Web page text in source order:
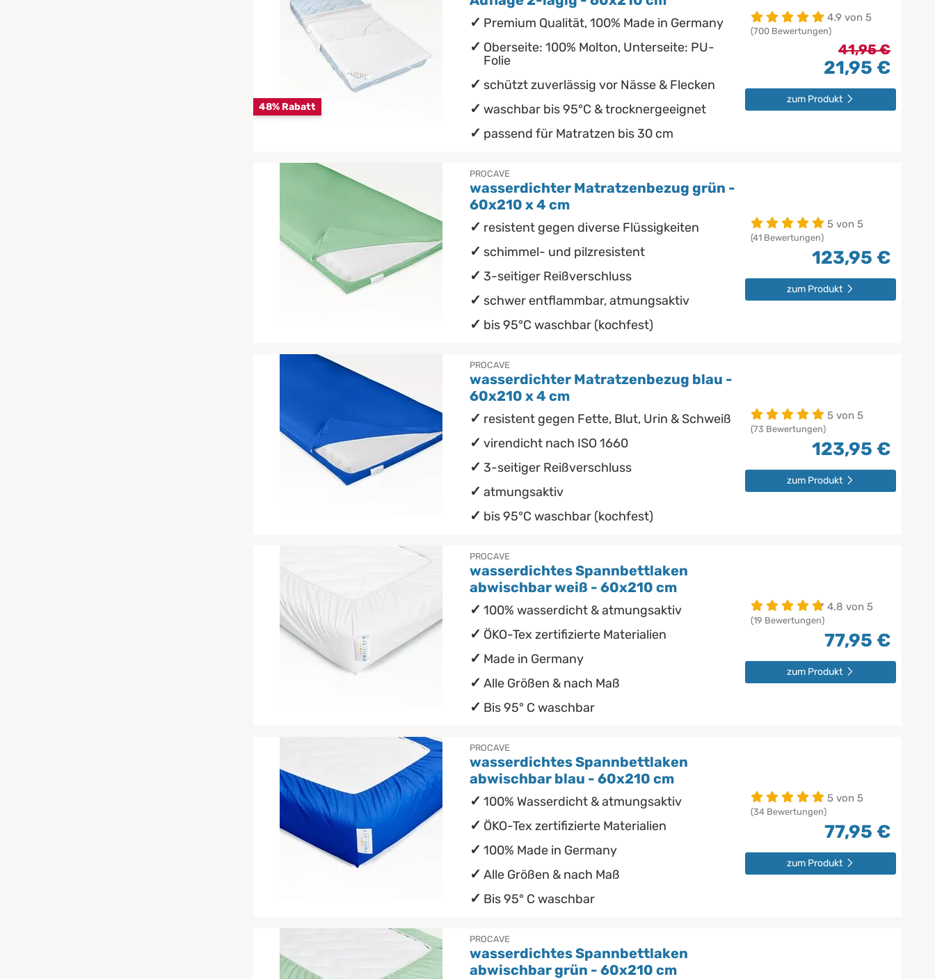
48% Rabatt
Premium Qualität, 100% Made in Germany
Oberseite: 100% Molton, Unterseite: PU-
Folie
schützt zuverlässig vor Nässe & Flecken
waschbar bis 95°C & trocknergeeignet
passend für Matratzen bis 30 cm
4.9 von 5
(700 Bewertungen)
41,95 €
21,95 €
zum Produkt
PROCAVE
wasserdichter Matratzenbezug grün -
60x210 x 4 cm
resistent gegen diverse Flüssigkeiten
schimmel- und pilzresistent
3-seitiger Reißverschluss
schwer entflammbar, atmungsaktiv
bis 95°C waschbar (kochfest)
5 von 5
(41 Bewertungen)
123,95 €
zum Produkt
PROCAVE
wasserdichter Matratzenbezug blau -
60x210 x 4 cm
resistent gegen Fette, Blut, Urin & Schweiß
virendicht nach ISO 1660
3-seitiger Reißverschluss
atmungsaktiv
bis 95°C waschbar (kochfest)
5 von 5
(73 Bewertungen)
123,95 €
zum Produkt
PROCAVE
wasserdichtes Spannbettlaken
abwischbar weiß - 60x210 cm
100% wasserdicht & atmungsaktiv
ÖKO-Tex zertifizierte Materialien
Made in Germany
Alle Größen & nach Maß
Bis 95° C waschbar
4.8 von 5
(19 Bewertungen)
77,95 €
zum Produkt
PROCAVE
wasserdichtes Spannbettlaken
abwischbar blau - 60x210 cm
100% Wasserdicht & atmungsaktiv
ÖKO-Tex zertifizierte Materialien
100% Made in Germany
Alle Größen & nach Maß
Bis 95° C waschbar
5 von 5
(34 Bewertungen)
77,95 €
zum Produkt
PROCAVE
wasserdichtes Spannbettlaken
abwischbar grün - 60x210 cm